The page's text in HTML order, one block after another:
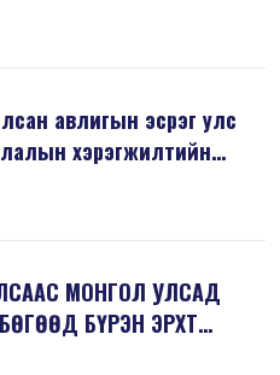
авлигын эсрэг улс
хэрэгжилтийн
МОНГОЛ УЛСАД
БҮРЭН ЭРХТ